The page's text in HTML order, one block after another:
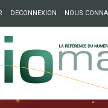
DECONNEXION NOUS
lance Chapter54